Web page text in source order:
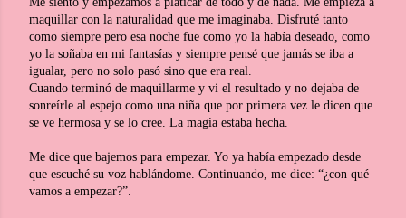
maquillar con la naturalidad que me imaginaba. Disfruté tanto
como siempre pero esa noche fue como yo la había deseado, como
yo la soñaba en mi fantasías y siempre pensé que jamás se iba a
igualar, pero no solo pasó sino que era real.
Cuando terminó de maquillarme y vi el resultado y no dejaba de
sonreírle al espejo como una niña que por primera vez le dicen que
se ve hermosa y se lo cree. La magia estaba hecha.
Me dice que bajemos para empezar. Yo ya había empezado desde
que escuché su voz hablándome. Continuando, me dice: “¿con qué
vamos a empezar?”.